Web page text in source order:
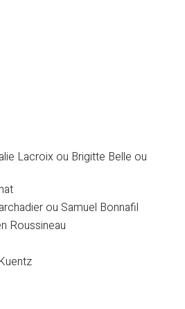
Lacroix ou Brigitte Belle ou
ou Samuel Bonnafil
Roussineau